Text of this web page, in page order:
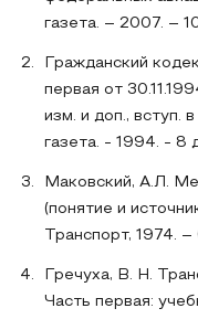
газета. – 2007. –
Гражданский
первая от
изм. и доп., вступ.
газета. - 1994. - 8
Маковский, А.Л.
(понятие и
Транспорт, 1974. –
Гречуха, В. Н.
Часть первая: